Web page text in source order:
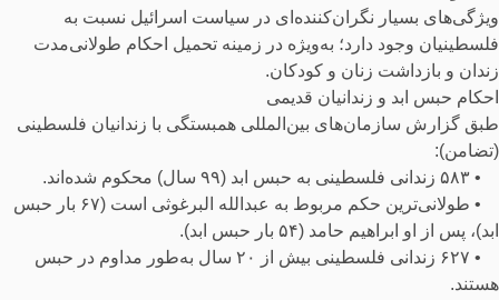
ویژگی‌های بسیار نگران‌کننده‌ای در سیاست اسرائیل نسبت به
فلسطینیان وجود دارد؛ به‌ویژه در زمینه تحمیل احکام طولانی‌مدت
زندان و بازداشت زنان و کودکان.
احکام حبس ابد و زندانیان قدیمی
طبق گزارش سازمان‌های بین‌المللی همبستگی با زندانیان فلسطینی
(تضامن):
• ۵۸۳ زندانی فلسطینی به حبس ابد (۹۹ سال) محکوم شده‌اند.
• طولانی‌ترین حکم مربوط به عبدالله البرغوثی است (۶۷ بار حبس
ابد)، پس از او ابراهیم حامد (۵۴ بار حبس ابد).
• ۶۲۷ زندانی فلسطینی بیش از ۲۰ سال به‌طور مداوم در حبس
هستند.